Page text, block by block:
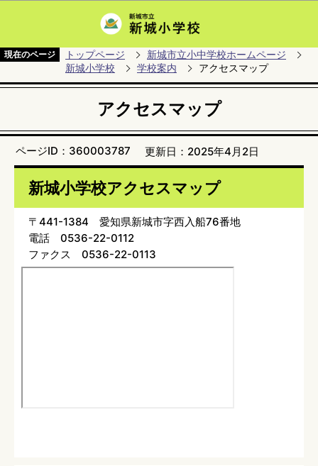
現在のページ トップページ
新城市立小中学校ホームページ
新城小学校
学校案内 アクセスマップ
アクセスマップ
ページID：360003787 更新日：2025年4月2日
新城小学校アクセスマップ
〒441-1384 愛知県新城市字西入船76番地
電話 0536-22-0112
ファクス 0536-22-0113